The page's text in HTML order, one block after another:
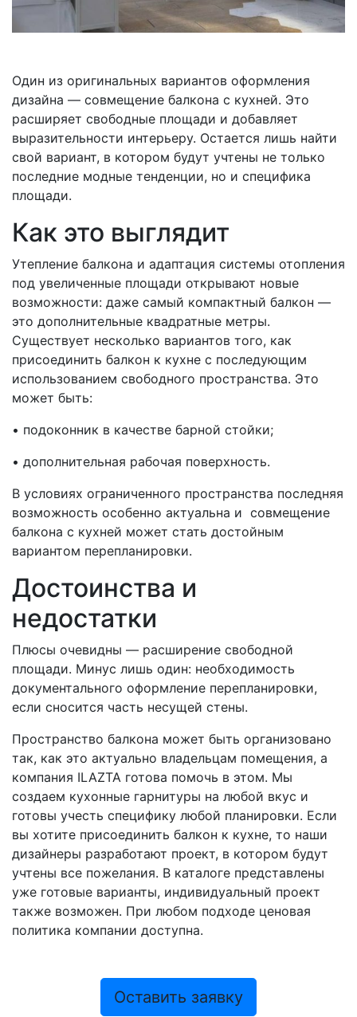
Один из оригинальных вариантов оформления
дизайна — совмещение балкона с кухней. Это
расширяет свободные площади и добавляет
выразительности интерьеру. Остается лишь найти
свой вариант, в котором будут учтены не только
последние модные тенденции, но и специфика
площади.
Как это выглядит
Утепление балкона и адаптация системы отопления
под увеличенные площади открывают новые
возможности: даже самый компактный балкон —
это дополнительные квадратные метры.
Существует несколько вариантов того, как
присоединить балкон к кухне с последующим
использованием свободного пространства. Это
может быть:
• подоконник в качестве барной стойки;
• дополнительная рабочая поверхность.
В условиях ограниченного пространства последняя
возможность особенно актуальна и совмещение
балкона с кухней может стать достойным
вариантом перепланировки.
Достоинства и
недостатки
Плюсы очевидны — расширение свободной
площади. Минус лишь один: необходимость
документального оформление перепланировки,
если сносится часть несущей стены.
Пространство балкона может быть организовано
так, как это актуально владельцам помещения, а
компания ILAZTA готова помочь в этом. Мы
создаем кухонные гарнитуры на любой вкус и
готовы учесть специфику любой планировки. Если
вы хотите присоединить балкон к кухне, то наши
дизайнеры разработают проект, в котором будут
учтены все пожелания. В каталоге представлены
уже готовые варианты, индивидуальный проект
также возможен. При любом подходе ценовая
политика компании доступна.
Оставить заявку